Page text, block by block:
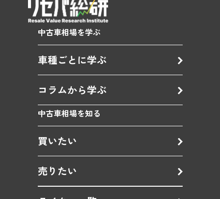
中古車相場を学ぶ
車種ごとに学ぶ
コラムから学ぶ
中古車相場を知る
買いたい
売りたい